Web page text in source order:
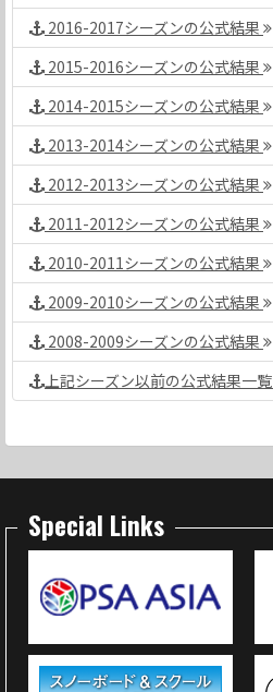
2016-2017シーズンの公式結果
2015-2016シーズンの公式結果
2014-2015シーズンの公式結果
2013-2014シーズンの公式結果
2012-2013シーズンの公式結果
2011-2012シーズンの公式結果
2010-2011シーズンの公式結果
2009-2010シーズンの公式結果
2008-2009シーズンの公式結果
上記シーズン以前の公式結果一覧
Special Links